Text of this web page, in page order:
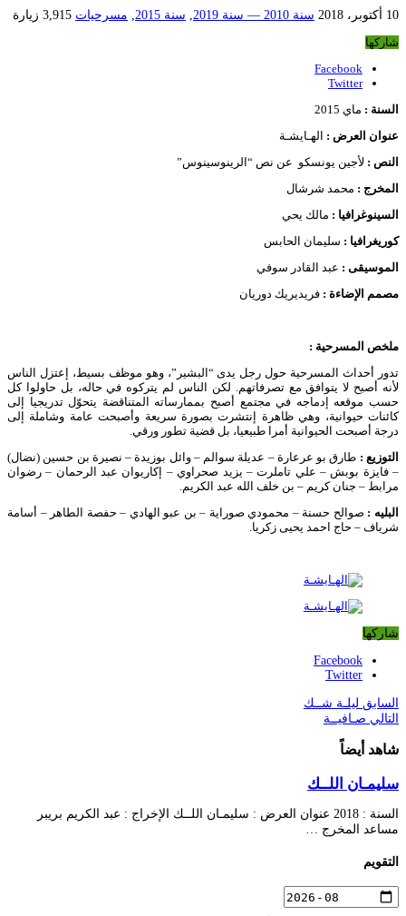
10 أكتوبر، 2018 سنة 2010 — سنة 2019 , سنة 2015 , مسرحيات 3,915 زيارة
شاركها
Facebook
Twitter
السنة : ماي 2015
عنوان العرض : الهـايشـة
النص : لأجين يونسكو عن نص “الرينوسينوس”
المخرج : محمد شرشال
السينوغرافيا : مالك يحي
كوريغرافيا : سليمان الحابس
الموسيقى : عبد القادر سوفي
مصمم الإضاءة : فريديريك دوريان
ملخص المسرحية :
تدور أحداث المسرحية حول رجل يدى “البشير”، وهو موظف بسيط، إعتزل الناس
لأنه أصبح لا يتوافق مع تصرفاتهم. لكن الناس لم يتركوه في حاله، بل حاولوا كل
حسب موقعه إدماجه في مجتمع أصبح بممارساته المتناقضة يتحوّل تدريجيا إلى
كائنات حيوانية، وهي ظاهرة إنتشرت بصورة سريعة وأصبحت عامة وشاملة إلى
درجة أصبحت الحيوانية أمرا طبيعيا، بل قضية تطور ورقي.
التوزيع : طارق بو عرعارة – عديلة سوالم – وائل بوزيدة – نصيرة بن حسين (نضال)
– فايزة بوبش – علي تاملرت – يزيد صحراوي – إكاريوان عبد الرحمان – رضوان
مرابط – جنان كريم – بن خلف الله عبد الكريم.
البليه : صوالح حسنة – محمودي صوراية – بن عبو الهادي – حفصة الطاهر – أسامة
شرياف – حاج احمد يحيى زكريا.
شاركها
Facebook
Twitter
السابق ليلـة شــك
التالي صـافيــة
شاهد أيضاً
سليمـان اللــك
السنة : 2018 عنوان العرض : سليمـان اللــك الإخراج : عبد الكريم بريبر
مساعد المخرج …
التقويم